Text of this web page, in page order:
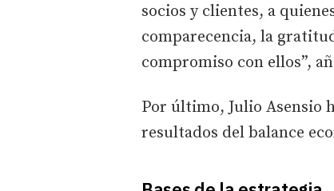
socios y clientes, a
comparecencia, la
compromiso con ellos”,
Por último, Julio Asensio
resultados del balance